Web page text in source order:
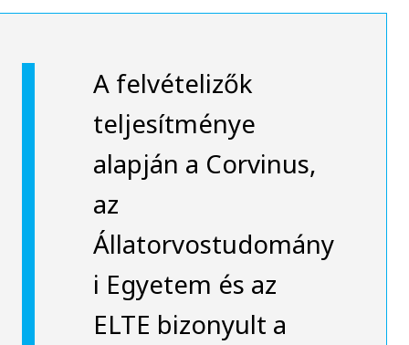
A felvételizők
teljesítménye
alapján a Corvinus,
az
Állatorvostudomány
i Egyetem és az
ELTE bizonyult a